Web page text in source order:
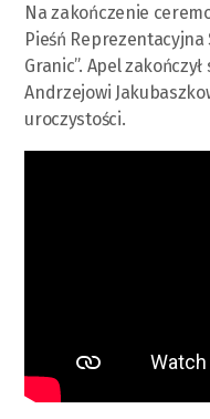
Na zakończenie
Pieśń
Granic”. Apel
Andrzejowi
uroczystości.